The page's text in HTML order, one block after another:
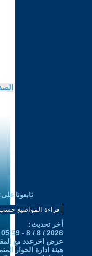
تابعونا
أخر تحديث:
2026 / 8 / 8 - 05:59
عرض اخرعدد مع
هيئة ادارة الحوار